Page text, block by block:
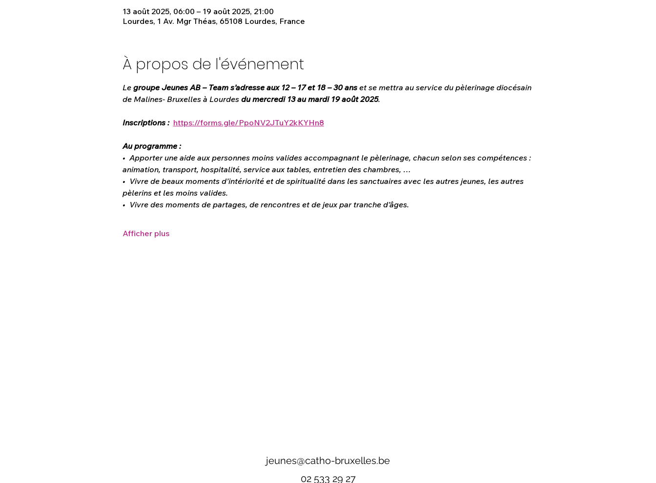
13 août 2025, 06:00 – 19 août 2025, 21:00
Lourdes, 1 Av. Mgr Théas, 65108 Lourdes, France
À propos de l'événement
Le groupe Jeunes AB – Team s’adresse aux 12 – 17 et 18 – 30 ans et se mettra au service du pèlerinage diocésain
de Malines- Bruxelles à Lourdes du mercredi 13 au mardi 19 août 2025.
Inscriptions : https://forms.gle/PpoNV2JTuY2kKYHn8
Au programme :
• Apporter une aide aux personnes moins valides accompagnant le pèlerinage, chacun selon ses compétences :
animation, transport, hospitalité, service aux tables, entretien des chambres, …
• Vivre de beaux moments d’intériorité et de spiritualité dans les sanctuaires avec les autres jeunes, les autres
pèlerins et les moins valides.
• Vivre des moments de partages, de rencontres et de jeux par tranche d’âges.
Afficher plus
jeunes@catho-bruxelles.be
02 533 29 27